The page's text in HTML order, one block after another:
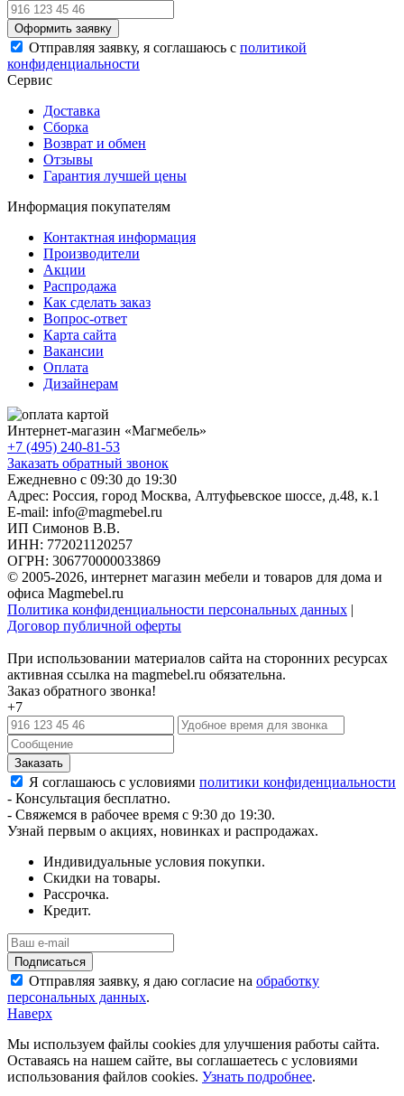
Отправляя заявку, я соглашаюсь с политикой
конфиденциальности
Сервис
Доставка
Сборка
Возврат и обмен
Отзывы
Гарантия лучшей цены
Информация покупателям
Контактная информация
Производители
Акции
Распродажа
Как сделать заказ
Вопрос-ответ
Карта сайта
Вакансии
Оплата
Дизайнерам
Интернет-магазин «Магмебель»
+7 (495) 240-81-53
Заказать обратный звонок
Ежедневно с 09:30 до 19:30
Адрес: Россия, город Москва, Алтуфьевское шоссе, д.48, к.1
E-mail: info@magmebel.ru
ИП Симонов В.В.
ИНН: 772021120257
ОГРН: 306770000033869
© 2005-2026, интернет магазин мебели и товаров для дома и
офиса Magmebel.ru
Политика конфиденциальности персональных данных |
Договор публичной оферты
При использовании материалов сайта на сторонних ресурсах
активная ссылка на magmebel.ru обязательна.
Заказ обратного звонка!
+7
Я соглашаюсь с условиями политики конфиденциальности
- Консультация бесплатно.
- Свяжемся в рабочее время с 9:30 до 19:30.
Узнай первым о акциях, новинках и распродажах.
Индивидуальные условия покупки.
Скидки на товары.
Рассрочка.
Кредит.
Отправляя заявку, я даю согласие на обработку
персональных данных.
Наверх
Мы используем файлы cookies для улучшения работы сайта.
Оставаясь на нашем сайте, вы соглашаетесь с условиями
использования файлов cookies. Узнать подробнее.